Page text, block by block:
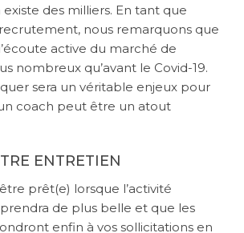
des milliers. En tant que
nous remarquons que
active du marché de
nombreux qu’avant le Covid-19.
sera un véritable enjeux pour
coach peut être un atout
ENTRETIEN
prêt(e) lorsque l’activité
de plus belle et que les
enfin à vos sollicitations en